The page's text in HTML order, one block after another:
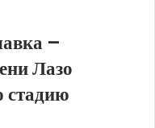
–
Лазо
стадию